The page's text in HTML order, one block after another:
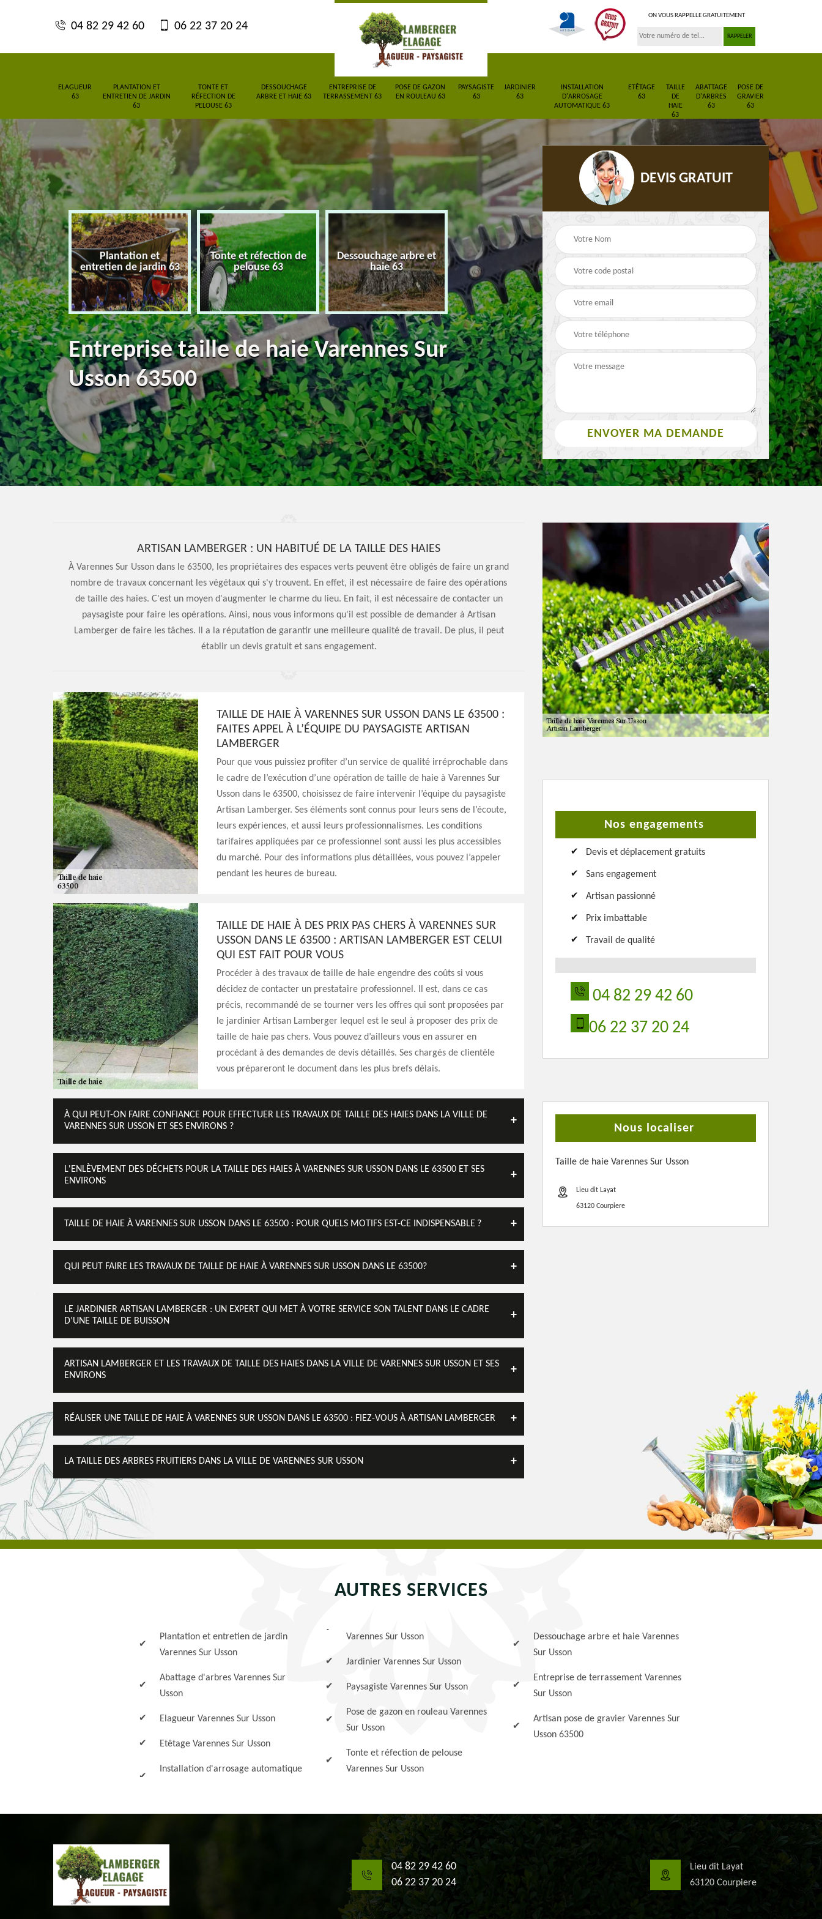
04 82 29 42 60 06 22 37 20 24
ON VOUS RAPPELLE GRATUITEMENT
ELAGUEUR
63
PLANTATION ET
ENTRETIEN DE JARDIN
63
TONTE ET
RÉFECTION DE
PELOUSE 63
DESSOUCHAGE
ARBRE ET HAIE 63
ENTREPRISE DE
TERRASSEMENT 63
POSE DE GAZON
EN ROULEAU 63
PAYSAGISTE
63
JARDINIER
63
INSTALLATION
D'ARROSAGE
AUTOMATIQUE 63
ETÊTAGE
63
TAILLE
DE
HAIE
63
ABATTAGE
D'ARBRES
63
POSE DE
GRAVIER
63
63
Plantation et
entretien de jardin 63
Tonte et réfection de
pelouse 63
Dessouchage arbre et
haie 63
Entreprise de
terrassement 63
Pose de gazon en
rouleau 63
Paysagiste 63
Entreprise taille de haie Varennes Sur
Usson 63500
DEVIS GRATUIT
ARTISAN LAMBERGER : UN HABITUÉ DE LA TAILLE DES HAIES
À Varennes Sur Usson dans le 63500, les propriétaires des espaces verts peuvent être obligés de faire un grand
nombre de travaux concernant les végétaux qui s'y trouvent. En effet, il est nécessaire de faire des opérations
de taille des haies. C'est un moyen d'augmenter le charme du lieu. En fait, il est nécessaire de contacter un
paysagiste pour faire les opérations. Ainsi, nous vous informons qu'il est possible de demander à Artisan
Lamberger de faire les tâches. Il a la réputation de garantir une meilleure qualité de travail. De plus, il peut
établir un devis gratuit et sans engagement.
TAILLE DE HAIE À VARENNES SUR USSON DANS LE 63500 :
FAITES APPEL À L’ÉQUIPE DU PAYSAGISTE ARTISAN
LAMBERGER
Pour que vous puissiez profiter d’un service de qualité irréprochable dans
le cadre de l’exécution d’une opération de taille de haie à Varennes Sur
Usson dans le 63500, choisissez de faire intervenir l’équipe du paysagiste
Artisan Lamberger. Ses éléments sont connus pour leurs sens de l’écoute,
leurs expériences, et aussi leurs professionnalismes. Les conditions
tarifaires appliquées par ce professionnel sont aussi les plus accessibles
du marché. Pour des informations plus détaillées, vous pouvez l’appeler
pendant les heures de bureau.
TAILLE DE HAIE À DES PRIX PAS CHERS À VARENNES SUR
USSON DANS LE 63500 : ARTISAN LAMBERGER EST CELUI
QUI EST FAIT POUR VOUS
Procéder à des travaux de taille de haie engendre des coûts si vous
décidez de contacter un prestataire professionnel. Il est, dans ce cas
précis, recommandé de se tourner vers les offres qui sont proposées par
le jardinier Artisan Lamberger lequel est le seul à proposer des prix de
taille de haie pas chers. Vous pouvez d’ailleurs vous en assurer en
procédant à des demandes de devis détaillés. Ses chargés de clientèle
vous prépareront le document dans les plus brefs délais.
À QUI PEUT-ON FAIRE CONFIANCE POUR EFFECTUER LES TRAVAUX DE TAILLE DES HAIES DANS LA VILLE DE
VARENNES SUR USSON ET SES ENVIRONS ?
L'ENLÈVEMENT DES DÉCHETS POUR LA TAILLE DES HAIES À VARENNES SUR USSON DANS LE 63500 ET SES
ENVIRONS
TAILLE DE HAIE À VARENNES SUR USSON DANS LE 63500 : POUR QUELS MOTIFS EST-CE INDISPENSABLE ?
QUI PEUT FAIRE LES TRAVAUX DE TAILLE DE HAIE À VARENNES SUR USSON DANS LE 63500?
LE JARDINIER ARTISAN LAMBERGER : UN EXPERT QUI MET À VOTRE SERVICE SON TALENT DANS LE CADRE
D’UNE TAILLE DE BUISSON
ARTISAN LAMBERGER ET LES TRAVAUX DE TAILLE DES HAIES DANS LA VILLE DE VARENNES SUR USSON ET SES
ENVIRONS
RÉALISER UNE TAILLE DE HAIE À VARENNES SUR USSON DANS LE 63500 : FIEZ-VOUS À ARTISAN LAMBERGER
LA TAILLE DES ARBRES FRUITIERS DANS LA VILLE DE VARENNES SUR USSON
Nos engagements
Devis et déplacement gratuits
Sans engagement
Artisan passionné
Prix imbattable
Travail de qualité
04 82 29 42 60
06 22 37 20 24
Nous localiser
Taille de haie Varennes Sur Usson
Lieu dit Layat
63120 Courpiere
AUTRES SERVICES
Plantation et entretien de jardin
Varennes Sur Usson
Abattage d'arbres Varennes Sur
Usson
Elagueur Varennes Sur Usson
Etêtage Varennes Sur Usson
Installation d'arrosage automatique
Varennes Sur Usson
Jardinier Varennes Sur Usson
Paysagiste Varennes Sur Usson
Pose de gazon en rouleau Varennes
Sur Usson
Tonte et réfection de pelouse
Varennes Sur Usson
Dessouchage arbre et haie Varennes
Sur Usson
Entreprise de terrassement Varennes
Sur Usson
Artisan pose de gravier Varennes Sur
Usson 63500
04 82 29 42 60
06 22 37 20 24
Lieu dit Layat
63120 Courpiere